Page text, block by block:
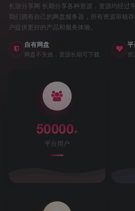
长游分享网 长期分享各种资源，资源均经过
我们拥有自己的网盘服务器，所有资源审核
户提供更好的产品和服务体验。
自有网盘
网盘不失效，资源长期可下载 资
50000+
平台用户